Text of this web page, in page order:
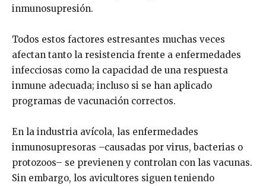
inmunosupresión.
Todos estos factores estresantes muchas veces
afectan tanto la resistencia frente a enfermedades
infecciosas como la capacidad de una respuesta
inmune adecuada; incluso si se han aplicado
programas de vacunación correctos.
En la industria avícola, las enfermedades
inmunosupresoras –causadas por virus, bacterias o
protozoos– se previenen y controlan con las vacunas.
Sin embargo, los avicultores siguen teniendo